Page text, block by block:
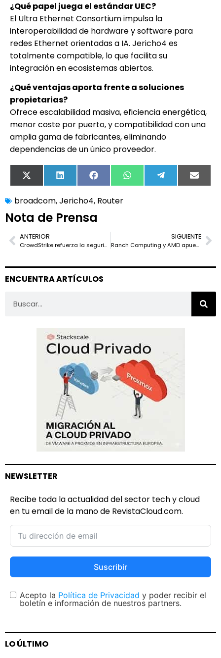
¿Qué papel juega el estándar UEC?
El Ultra Ethernet Consortium impulsa la
interoperabilidad de hardware y software para
redes Ethernet orientadas a IA. Jericho4 es
totalmente compatible, lo que facilita su
integración en ecosistemas abiertos.
¿Qué ventajas aporta frente a soluciones
propietarias?
Ofrece escalabilidad masiva, eficiencia energética,
menor coste por puerto, y compatibilidad con una
amplia gama de fabricantes, eliminando
dependencias de un único proveedor.
X
(Twitter)
LinkedIn FacebookWhatsApp TelegramEmail
broadcom,Jericho4, Router
Nota de Prensa
ANTERIOR
CrowdStrike refuerza la seguridad de agentes de IA en entornos SaaS con integración para ChatGPT Enterprise
SIGUIENTE
Ranch Computing y AMD apuestan por la refrigeración por inmersión para redefinir la eficiencia energética en la industria del renderizado
ENCUENTRA ARTÍCULOS
NEWSLETTER
Recibe toda la actualidad del sector tech y cloud
en tu email de la mano de RevistaCloud.com.
Suscribir
Acepto la Política de Privacidad y poder recibir el
boletín e información de nuestros partners.
LO ÚLTIMO